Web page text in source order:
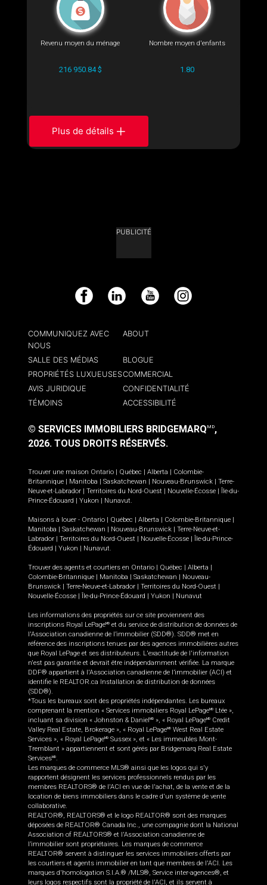
Revenu moyen du ménage
216 950.84 $
Nombre moyen d'enfants
1.80
Plus de détails
PUBLICITÉ
Facebook LinkedIn YouTube Instagram
COMMUNIQUEZ AVEC
NOUS
ABOUT
SALLE DES MÉDIAS
BLOGUE
PROPRIÉTÉS LUXUEUSESCOMMERCIAL
AVIS JURIDIQUE
CONFIDENTIALITÉ
TÉMOINS
ACCESSIBILITÉ
© SERVICES IMMOBILIERS BRIDGEMARQ MD,
2026. TOUS DROITS RÉSERVÉS.
Trouver une maison Ontario Québec Alberta
Colombie-
Britannique
Manitoba Saskatchewan Nouveau-Brunswick
Terre-
Neuve-et-Labrador
Territoires du Nord-Ouest Nouvelle-Écosse
Île-du-
Prince-Édouard
Yukon Nunavut.
Maisons à louer - Ontario Québec Alberta Colombie-Britannique
Manitoba
Saskatchewan Nouveau-Brunswick
Terre-Neuve-et-
Labrador
Territoires du Nord-Ouest Nouvelle-Écosse
Île-du-Prince-
Édouard
Yukon Nunavut.
Trouver des agents et courtiers en Ontario Québec Alberta
Colombie-Britannique
Manitoba Saskatchewan
Nouveau-
Brunswick
Terre-Neuve-et-Labrador Territoires du Nord-Ouest
Nouvelle-Écosse
Île-du-Prince-Édouard Yukon Nunavut
Les informations des propriétés sur ce site proviennent des
inscriptions Royal LePageMD et du service de distribution de données de
l'Association canadienne de l’immobilier (SDD®). SDD® met en
référence des inscriptions tenues par des agences immobilières autres
que Royal LePage et ses distributeurs. L'exactitude de l'information
n'est pas garantie et devrait être indépendamment vérifiée. La marque
DDF® appartient à l'Association canadienne de l’immobilier (ACI) et
identifie le REALTOR.ca Installation de distribution de données
(SDD®).
*Tous les bureaux sont des propriétés indépendantes. Les bureaux
comprenant la mention « Services immobiliers Royal LePageMD
Ltée »,
incluant sa division « Johnston & Daniel MD », « Royal LePageMD
Credit
Valley Real Estate, Brokerage », « Royal LePageMD West Real Estate
Services », « Royal LePageMD Sussex », et « Les immeubles Mont-
Tremblant » appartiennent et sont gérés par Bridgemarq Real Estate
ServicesMD.
Les marques de commerce MLS® ainsi que les logos qui s'y
rapportent désignent les services professionnels rendus par les
membres REALTORS® de l'ACI en vue de l'achat, de la vente et de la
location de biens immobiliers dans le cadre d'un système de vente
collaborative.
REALTOR®, REALTORS® et le logo REALTOR® sont des marques
déposées de REALTOR® Canada Inc., une compagnie dont la National
Association of REALTORS® et l'Association canadienne de
l’immobilier sont propriétaires. Les marques de commerce
REALTOR® servent à distinguer les services immobiliers offerts par
les courtiers et agents immobilier en tant que membres de l'ACI. Les
marques d'homologation S.I.A.® /MLS®, Service inter-agences®, et
leurs logos respectifs sont la propriété de l'ACI, et ils servent à